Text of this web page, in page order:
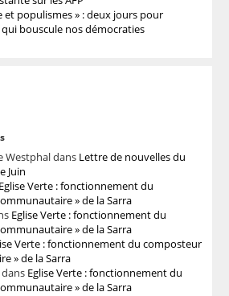
et populismes » : deux jours pour
bouscule nos démocraties
Westphaldans Lettre de nouvelles du
Juin
Eglise Verte : fonctionnement du
» de la Sarra
Eglise Verte : fonctionnement du
» de la Sarra
Verte : fonctionnement du composteur
» de la Sarra
Eglise Verte : fonctionnement du
» de la Sarra